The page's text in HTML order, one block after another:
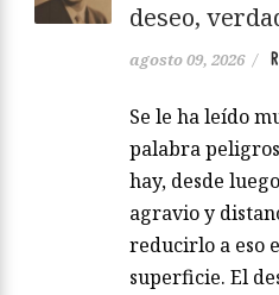
deseo,
agosto 09, 2026 /
Se le ha leído
palabra
hay, desde
agravio y
reducirlo a eso
superficie. El